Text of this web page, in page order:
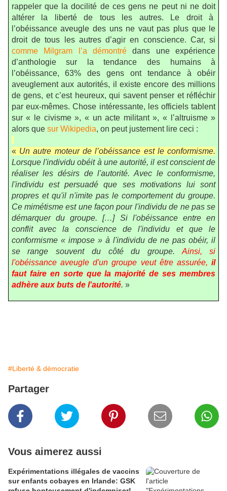
rappeler que la docilité de ces gens ne peut ni ne doit
altérer la liberté de tous les autres. Le droit à
l’obéissance aveugle des uns ne vaut pas plus que le
droit de tous les autres d’agir en conscience. Car, si
comme Milgram l’a démontré dans une expérience
d’anthologie sur la tendance des humains à
l’obéissance, 63% des gens ont tendance à obéir
aveuglement aux autorités, il existe encore des millions
de gens, et c’est heureux, qui savent penser et réfléchir
par eux-mêmes. Chose intéressante, les officiels tablent
sur « le civisme », « un acte militant », « l’altruisme »
alors que sur Wikipedia, on peut justement lire ceci :
« Un autre moteur de l’obéissance est le conformisme.
Lorsque l'individu obéit à une autorité, il est conscient de
réaliser les désirs de l'autorité. Avec le conformisme,
l'individu est persuadé que ses motivations lui sont
propres et qu'il n'imite pas le comportement du groupe.
Ce mimétisme est une façon pour l'individu de ne pas se
démarquer du groupe. […] Si l'obéissance entre en
conflit avec la conscience de l'individu et que le
conformisme « impose » à l'individu de ne pas obéir, il
se range souvent du côté du groupe. Ainsi, si
l'obéissance aveugle d'un groupe veut être assurée,il
faut faire en sorte que la majorité de ses membres
adhère aux buts de l'autorité. »
#Liberté & démocratie
Partager
Vous aimerez aussi
Expérimentations illégales de vaccins
sur enfants cobayes en Irlande: GSK